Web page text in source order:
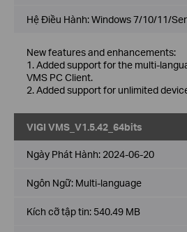
Hệ Điều Hành: Windows 7/10/11/
New features and enhancements:
1. Added support for the multi-
VMS PC Client.
2. Added support for unlimited
VIGI VMS_V1.5.42_64bits
Ngày Phát Hành: 2024-06-20
Ngôn Ngữ: Multi-language
Kích cỡ tập tin: 540.49 MB